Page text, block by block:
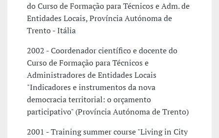
do Curso de Formação para Técnicos e Adm. de
Entidades Locais, Província Autónoma de
Trento - Itália
2002 - Coordenador científico e docente do
Curso de Formação para Técnicos e
Administradores de Entidades Locais
"Indicadores e instrumentos da nova
democracia territorial: o orçamento
participativo" (Província Autónoma de Trento)
2001 - Training summer course "Living in City